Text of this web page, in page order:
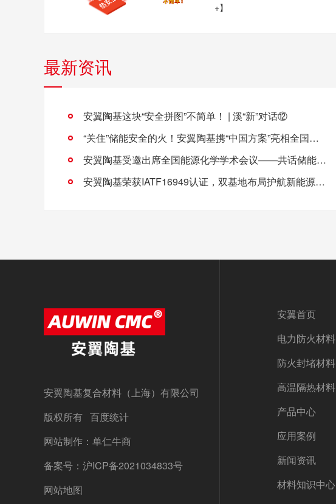
+】
最新资讯
安翼陶基这块“安全拼图”不简单！ | 溪“新”对话⑫
“关住”储能安全的火！安翼陶基携“中国方案”亮相全国能源化学大会
安翼陶基受邀出席全国能源化学学术会议——共话储能安全新方案
安翼陶基荣获IATF16949认证，双基地布局护航新能源汽车安全
安翼陶基复合材料（上海）有限公司
版权所有 百度统计
网站制作：单仁牛商
备案号： 沪ICP备2021034833号
网站地图
安翼首页
电力防火材料
防火封堵材料
高温隔热材料
产品中心
应用案例
新闻资讯
材料知识中心